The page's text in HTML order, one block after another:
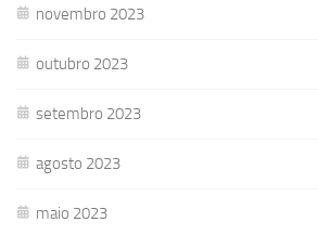
novembro 2023
outubro 2023
setembro 2023
agosto 2023
maio 2023